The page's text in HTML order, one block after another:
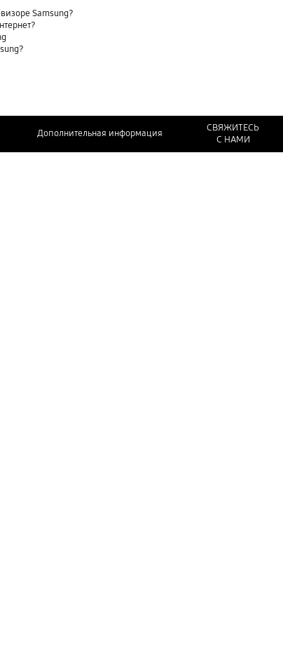
Samsung?
Дополнительная информация
СВЯЖИТЕСЬ
С НАМИ